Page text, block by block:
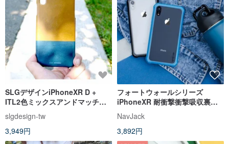
SLGデザインiPhoneXR D +
ITL2色ミックスアンドマッチス
タイルのトップレザー保護バッ
クカバー
slgdesign-tw
3,949円
フォートウォールシリーズ
iPhoneXR 耐衝撃衝撃吸収裏カ
バー
NavJack
3,892円